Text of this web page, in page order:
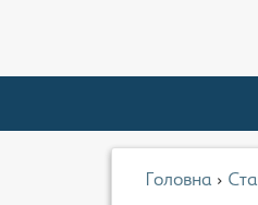
Головна ›